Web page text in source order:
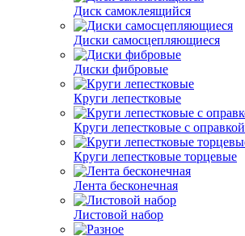
Диск самоклеящийся
Диски самосцепляющиеся
Диски фибровые
Круги лепестковые
Круги лепестковые с оправкой
Круги лепестковые торцевые
Лента бесконечная
Листовой набор